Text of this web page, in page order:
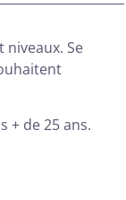
Se
+ de 25 ans.